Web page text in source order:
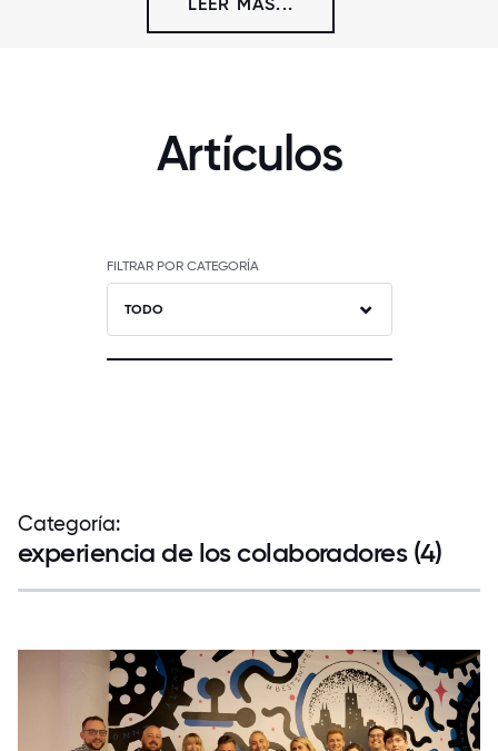
Artículos
FILTRAR POR CATEGORÍA
TODO
Categoría:
experiencia de los colaboradores (4)